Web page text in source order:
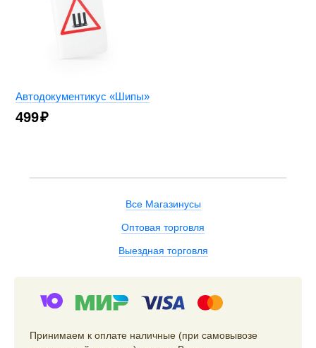
Автодокументикус «Шипы»
499₽
Все Магазинусы
Оптовая торговля
Выездная торговля
Принимаем к оплате наличные (при самовывозе